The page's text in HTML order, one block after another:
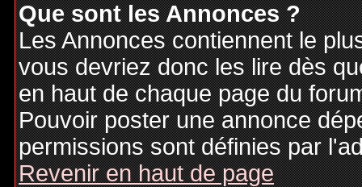
Que sont les Annonces ?
Les Annonces contiennent le
vous devriez donc les lire dès
en haut de chaque page du
Pouvoir poster une annonce
permissions sont définies par
Revenir en haut de page